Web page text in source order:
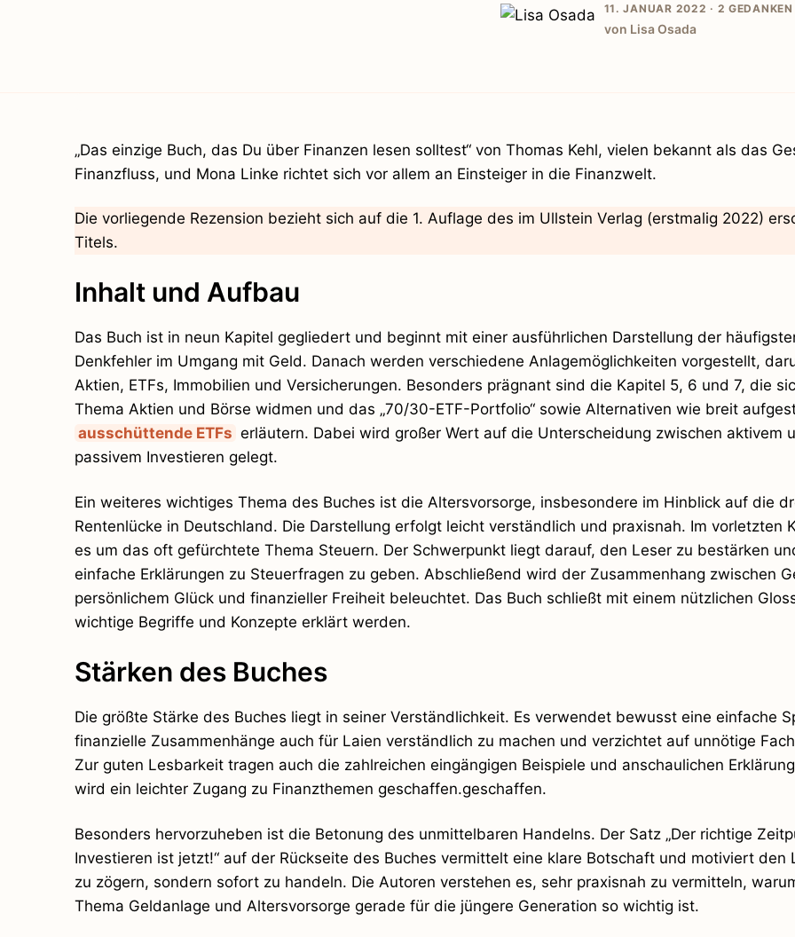
11. JANUAR 2022 · 2 GEDANKEN
von Lisa Osada
„Das einzige Buch, das Du über Finanzen lesen solltest“ von Thomas Kehl, vielen bekannt als das
Finanzfluss, und Mona Linke richtet sich vor allem an Einsteiger in die Finanzwelt.
Die vorliegende Rezension bezieht sich auf die 1. Auflage des im Ullstein Verlag (erstmalig 2022)
Titels.
Inhalt und Aufbau
Das Buch ist in neun Kapitel gegliedert und beginnt mit einer ausführlichen Darstellung der
Denkfehler im Umgang mit Geld. Danach werden verschiedene Anlagemöglichkeiten vorgestellt,
Aktien, ETFs, Immobilien und Versicherungen. Besonders prägnant sind die Kapitel 5, 6 und 7, die
Thema Aktien und Börse widmen und das „70/30-ETF-Portfolio“ sowie Alternativen wie breit
ausschüttende ETFs erläutern. Dabei wird großer Wert auf die Unterscheidung zwischen aktivem
passivem Investieren gelegt.
Ein weiteres wichtiges Thema des Buches ist die Altersvorsorge, insbesondere im Hinblick auf die
Rentenlücke in Deutschland. Die Darstellung erfolgt leicht verständlich und praxisnah. Im vorletzten
es um das oft gefürchtete Thema Steuern. Der Schwerpunkt liegt darauf, den Leser zu bestärken
einfache Erklärungen zu Steuerfragen zu geben. Abschließend wird der Zusammenhang zwischen
persönlichem Glück und finanzieller Freiheit beleuchtet. Das Buch schließt mit einem nützlichen
wichtige Begriffe und Konzepte erklärt werden.
Stärken des Buches
Die größte Stärke des Buches liegt in seiner Verständlichkeit. Es verwendet bewusst eine einfache
finanzielle Zusammenhänge auch für Laien verständlich zu machen und verzichtet auf unnötige
Zur guten Lesbarkeit tragen auch die zahlreichen eingängigen Beispiele und anschaulichen
wird ein leichter Zugang zu Finanzthemen geschaffen.geschaffen.
Besonders hervorzuheben ist die Betonung des unmittelbaren Handelns. Der Satz „Der richtige
Investieren ist jetzt!“ auf der Rückseite des Buches vermittelt eine klare Botschaft und motiviert den
zu zögern, sondern sofort zu handeln. Die Autoren verstehen es, sehr praxisnah zu vermitteln,
Thema Geldanlage und Altersvorsorge gerade für die jüngere Generation so wichtig ist.